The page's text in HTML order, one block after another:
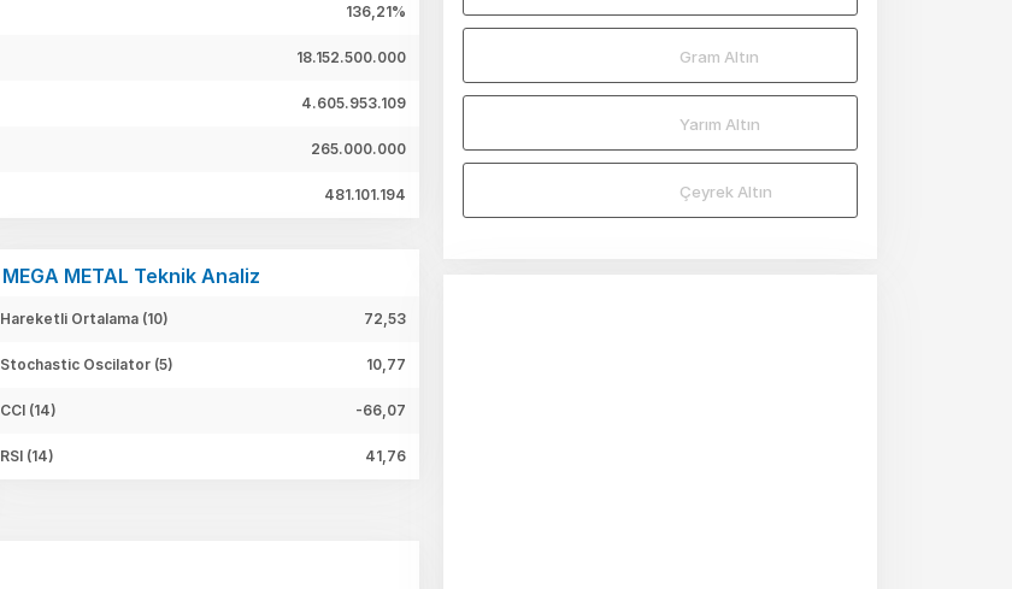
136,21%
18.152.500.000
4.605.953.109
265.000.000
481.101.194
MEGA METAL Teknik Analiz
Hareketli Ortalama (10) 72,53
Stochastic Oscilator (5) 10,77
CCI (14) -66,07
RSI (14) 41,76
Gram Altın
Yarım Altın
Çeyrek Altın